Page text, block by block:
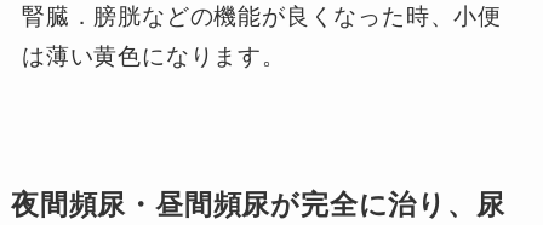
腎臓．膀胱などの機能が良くなった時、小便
は薄い黄色になります。
夜間頻尿・昼間頻尿が完全に治り、尿